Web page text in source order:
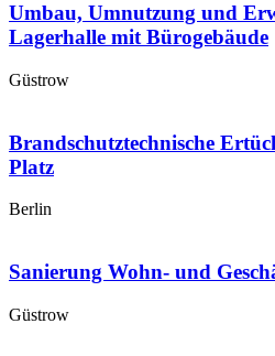
Umbau, Umnutzung und
Lagerhalle mit Bürogebäude
Güstrow
Brandschutztechnische
Platz
Berlin
Sanierung Wohn- und
Güstrow